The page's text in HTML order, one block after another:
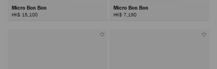
Micro Bon Bon
HK$ 15,100
Micro Bon Bon
HK$ 7,190